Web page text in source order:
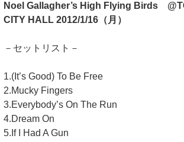
Noel Gallagher’s High Flying Birds
CITY HALL 2012/1/16（月）
－セットリスト－
1.(It’s Good) To Be Free
2.Mucky Fingers
3.Everybody’s On The Run
4.Dream On
5.If I Had A Gun